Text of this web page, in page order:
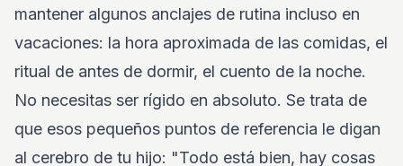
mantener algunos anclajes de rutina incluso en
vacaciones: la hora aproximada de las comidas, el
ritual de antes de dormir, el cuento de la noche.
No necesitas ser rígido en absoluto. Se trata de
que esos pequeños puntos de referencia le digan
al cerebro de tu hijo: "Todo está bien, hay cosas